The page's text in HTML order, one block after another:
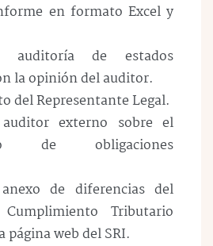
en formato Excel y
auditoría de estados
la opinión del auditor.
del Representante Legal.
externo sobre el
de obligaciones
de diferencias del
Tributario
página web del SRI.